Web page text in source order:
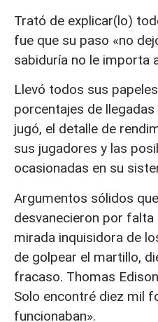
Trató de explicar(lo)
fue que su paso «no
sabiduría no le importa
Llevó todos sus
porcentajes de
jugó, el detalle de
sus jugadores y las
ocasionadas en su
Argumentos sólidos
desvanecieron por falta
mirada inquisidora de
de golpear el martillo,
fracaso. Thomas
Solo encontré diez mil
funcionaban».